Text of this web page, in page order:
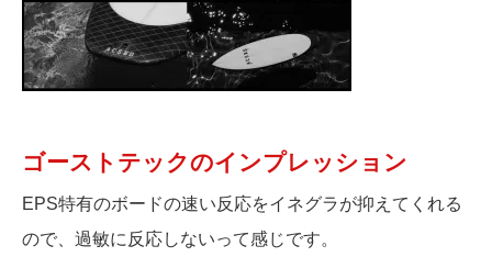
ゴーストテックのインプレッション
EPS特有のボードの速い反応をイネグラが抑えてくれる
ので、過敏に反応しないって感じです。